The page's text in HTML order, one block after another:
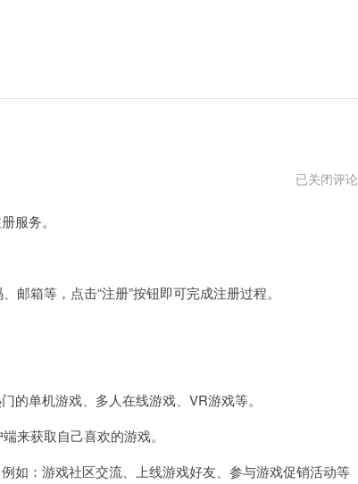
steam
已关闭评论
服务。
箱等，点击“注册”按钮即可完成注册过程。
单机游戏、多人在线游戏、VR游戏等。
获取自己喜欢的游戏。
：游戏社区交流、上线游戏好友、参与游戏促销活动等